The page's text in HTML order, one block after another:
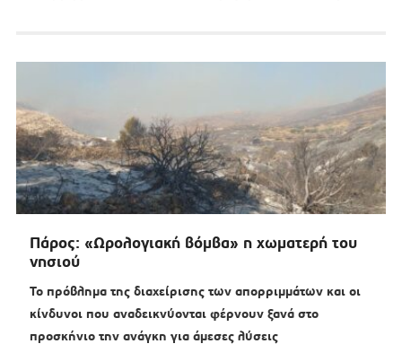
Πάρος: «Ωρολογιακή βόμβα» η χωματερή του
νησιού
Το πρόβλημα της διαχείρισης των απορριμμάτων και οι
κίνδυνοι που αναδεικνύονται φέρνουν ξανά στο
προσκήνιο την ανάγκη για άμεσες λύσεις